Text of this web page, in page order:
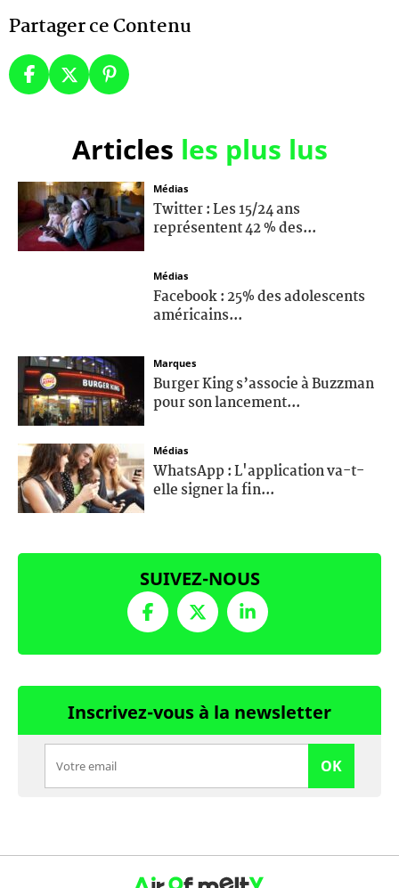
Partager ce Contenu
Articles les plus lus
Médias
Twitter : Les 15/24 ans
représentent 42 % des...
Médias
Facebook : 25% des adolescents
américains...
Marques
Burger King s’associe à Buzzman
pour son lancement...
Médias
WhatsApp : L'application va-t-
elle signer la fin...
SUIVEZ-NOUS
Inscrivez-vous à la newsletter
OK